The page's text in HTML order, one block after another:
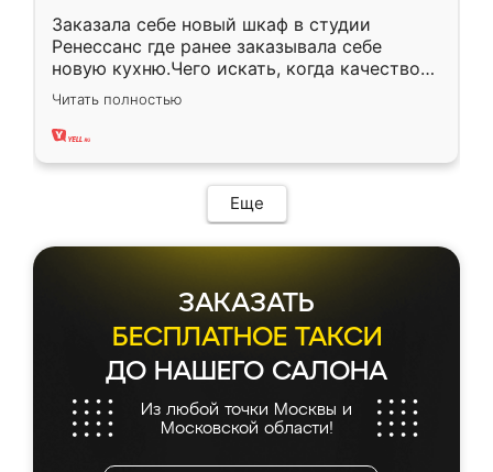
Заказала себе новый шкаф в студии
Ренессанс где ранее заказывала себе
новую кухню.Чего искать, когда качеством
вполне довольна. Служит кухня уже почти
два года, нареканий нет.
Читать полностью
Еще
ЗАКАЗАТЬ
БЕСПЛАТНОЕ ТАКСИ
ДО НАШЕГО САЛОНА
Из любой точки Москвы и
Московской области!